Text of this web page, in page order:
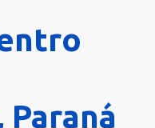
Paraná